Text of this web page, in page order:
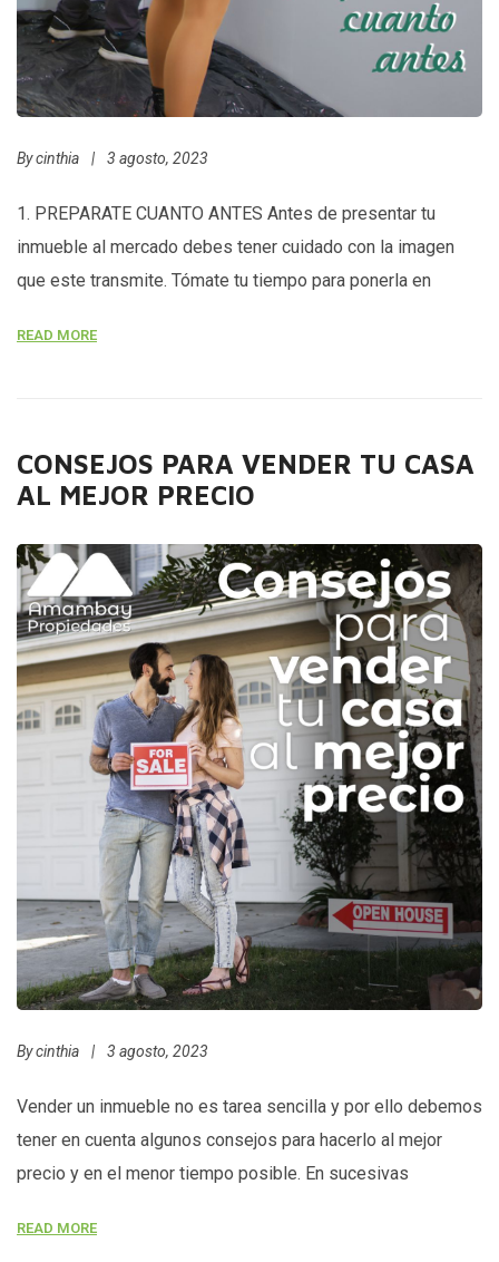
Bycinthia | 3 agosto, 2023
1. PREPARATE CUANTO ANTES Antes de presentar tu
inmueble al mercado debes tener cuidado con la imagen
que este transmite. Tómate tu tiempo para ponerla en
ofrecerla.
READ MORE
CONSEJOS PARA VENDER TU CASA
AL MEJOR PRECIO
Bycinthia | 3 agosto, 2023
Vender un inmueble no es tarea sencilla y por ello debemos
tener en cuenta algunos consejos para hacerlo al mejor
precio y en el menor tiempo posible. En sucesivas
muy útiles para llegar al fin más anhelado y poder vender tu
READ MORE